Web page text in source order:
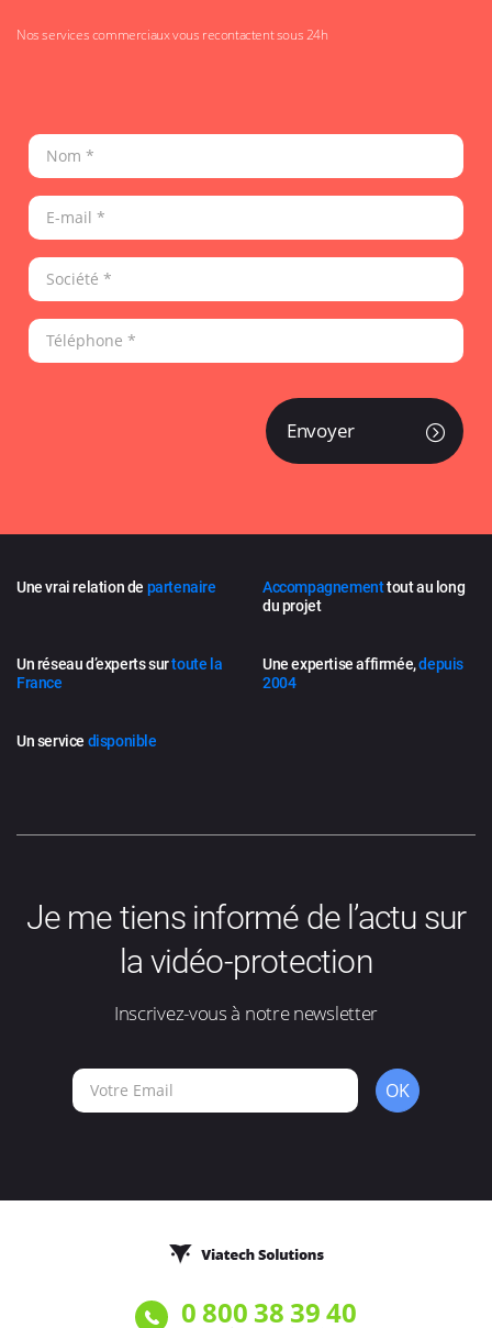
Nos services commerciaux vous recontactent sous 24h
Envoyer
Une vrai relation de partenaire Accompagnementtout au long
du projet
Un réseau d’experts surtoute la
France
Une expertise affirmée,depuis
2004
Un service disponible
Je me tiens informé de l’actu sur
la vidéo-protection
Inscrivez-vous à notre newsletter
OK
0 800 38 39 40